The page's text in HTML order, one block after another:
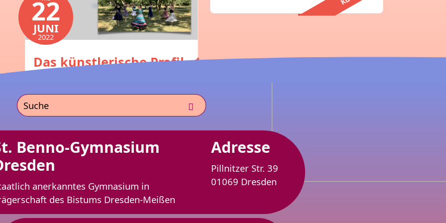
22
JUNI
2022
Das künstlerische Profil
Kunst
Alle Neuigkeiten
Benno-Gymnasium
anerkanntes Gymnasium in
des Bistums Dresden-Meißen
Adresse
Pillnitzer Str. 39
01069 Dresden